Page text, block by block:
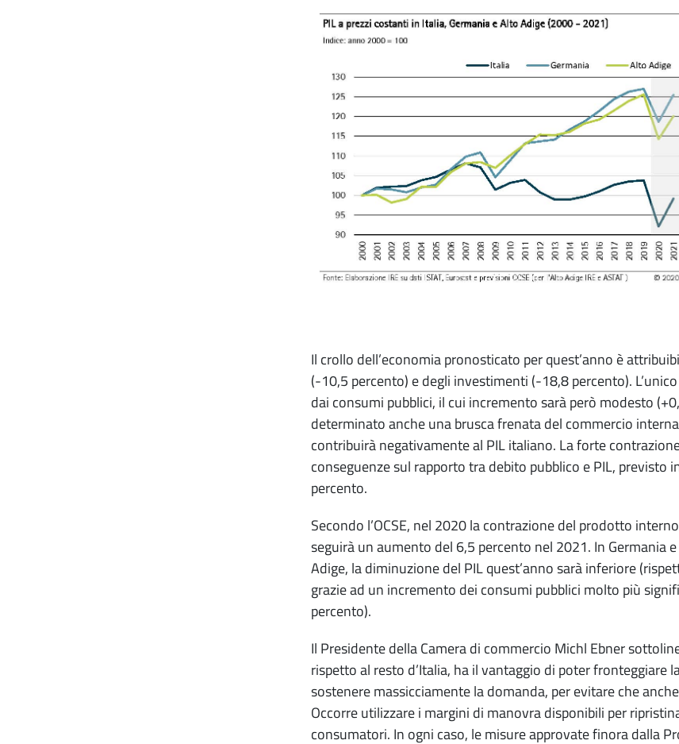
Il crollo dell’economia pronosticato per quest’anno è
(-10,5 percento) e degli investimenti (-18,8 percento).
dai consumi pubblici, il cui incremento sarà però modesto
determinato anche una brusca frenata del commercio
contribuirà negativamente al PIL italiano. La forte
conseguenze sul rapporto tra debito pubblico e PIL,
percento.
Secondo l’OCSE, nel 2020 la contrazione del prodotto
seguirà un aumento del 6,5 percento nel 2021. In Germania
Adige, la diminuzione del PIL quest’anno sarà inferiore
grazie ad un incremento dei consumi pubblici molto più
percento).
Il Presidente della Camera di commercio Michl Ebner
rispetto al resto d’Italia, ha il vantaggio di poter fronteggiare
sostenere massicciamente la domanda, per evitare che
Occorre utilizzare i margini di manovra disponibili per
consumatori. In ogni caso, le misure approvate finora dalla